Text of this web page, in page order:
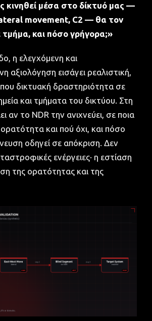
κινηθεί μέσα στο δίκτυό μας —
movement, C2 — θα τον
και πόσο γρήγορα;»
η ελεγχόμενη και
αξιολόγηση εισάγει ρεαλιστική,
δικτυακή δραστηριότητα σε
και τμήματα του δικτύου. Στη
αν το NDR την ανιχνεύει, σε ποια
και πού όχι, και πόσο
οδηγεί σε απόκριση. Δεν
ενέργειες· η εστίαση
της ορατότητας και της